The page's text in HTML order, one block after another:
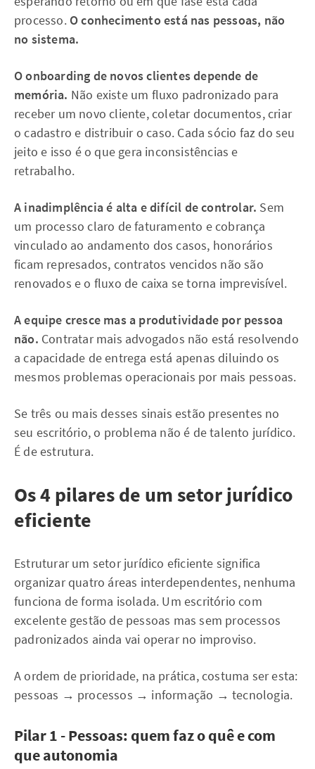
processo. O conhecimento está nas pessoas, não
no sistema.
O onboarding de novos clientes depende de
memória. Não existe um fluxo padronizado para
receber um novo cliente, coletar documentos, criar
o cadastro e distribuir o caso. Cada sócio faz do seu
jeito e isso é o que gera inconsistências e
retrabalho.
A inadimplência é alta e difícil de controlar. Sem
um processo claro de faturamento e cobrança
vinculado ao andamento dos casos, honorários
ficam represados, contratos vencidos não são
renovados e o fluxo de caixa se torna imprevisível.
A equipe cresce mas a produtividade por pessoa
não. Contratar mais advogados não está resolvendo
a capacidade de entrega está apenas diluindo os
mesmos problemas operacionais por mais pessoas.
Se três ou mais desses sinais estão presentes no
seu escritório, o problema não é de talento jurídico.
É de estrutura.
Os 4 pilares de um setor jurídico
eficiente
Estruturar um setor jurídico eficiente significa
organizar quatro áreas interdependentes, nenhuma
funciona de forma isolada. Um escritório com
excelente gestão de pessoas mas sem processos
padronizados ainda vai operar no improviso.
A ordem de prioridade, na prática, costuma ser esta:
pessoas → processos → informação → tecnologia.
Pilar 1 - Pessoas: quem faz o quê e com
que autonomia